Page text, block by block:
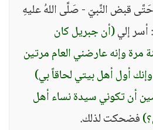
قبض النَّبيّ - صَلَّى اللهُ عليهِ
أسر إلي(أن جبريل كان
مرة وإنه عارضني العام مرتين
أول أهل بيتي لحاقاً بي)
أن تكوني سيدة نساء أهل
فضحكت لذلك.